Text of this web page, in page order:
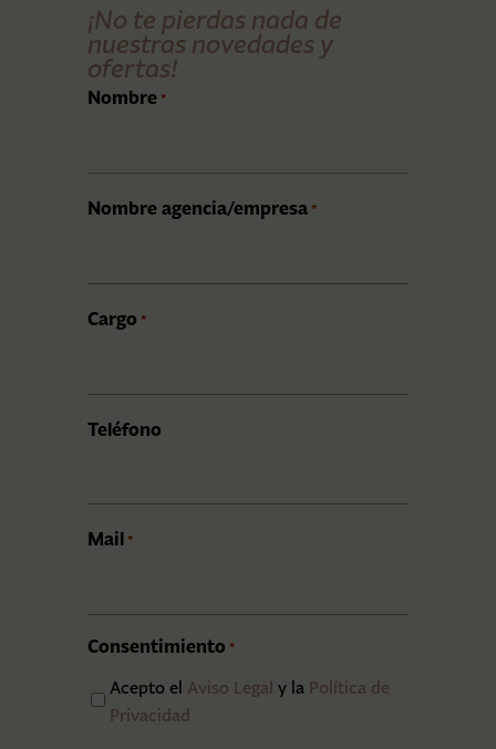
¡No te pierdas nada de
nuestras novedades y
ofertas!
Nombre *
Nombre agencia/empresa *
Cargo *
Teléfono
Mail *
Consentimiento *
Acepto el Aviso Legal y la Política de
Privacidad